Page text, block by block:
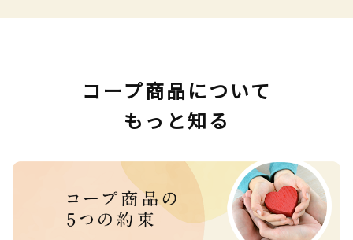
コープ商品について
もっと知る